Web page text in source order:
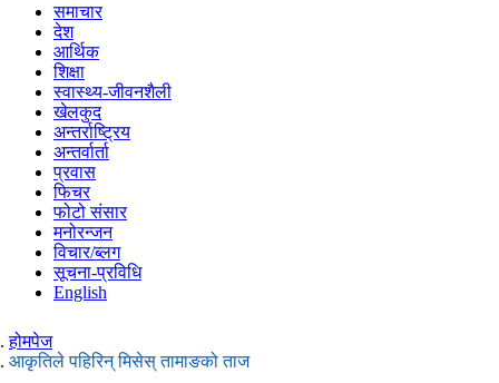
समाचार
देश
आर्थिक
शिक्षा
स्वास्थ्य-जीवनशैली
खेलकुद
अन्तर्राष्ट्रिय
अन्तर्वार्ता
प्रवास
फिचर
फोटो संसार
मनोरन्जन
विचार/ब्लग
सूचना-प्रविधि
English
होमपेज
आकृतिले पहिरिन् मिसेस् तामाङको ताज